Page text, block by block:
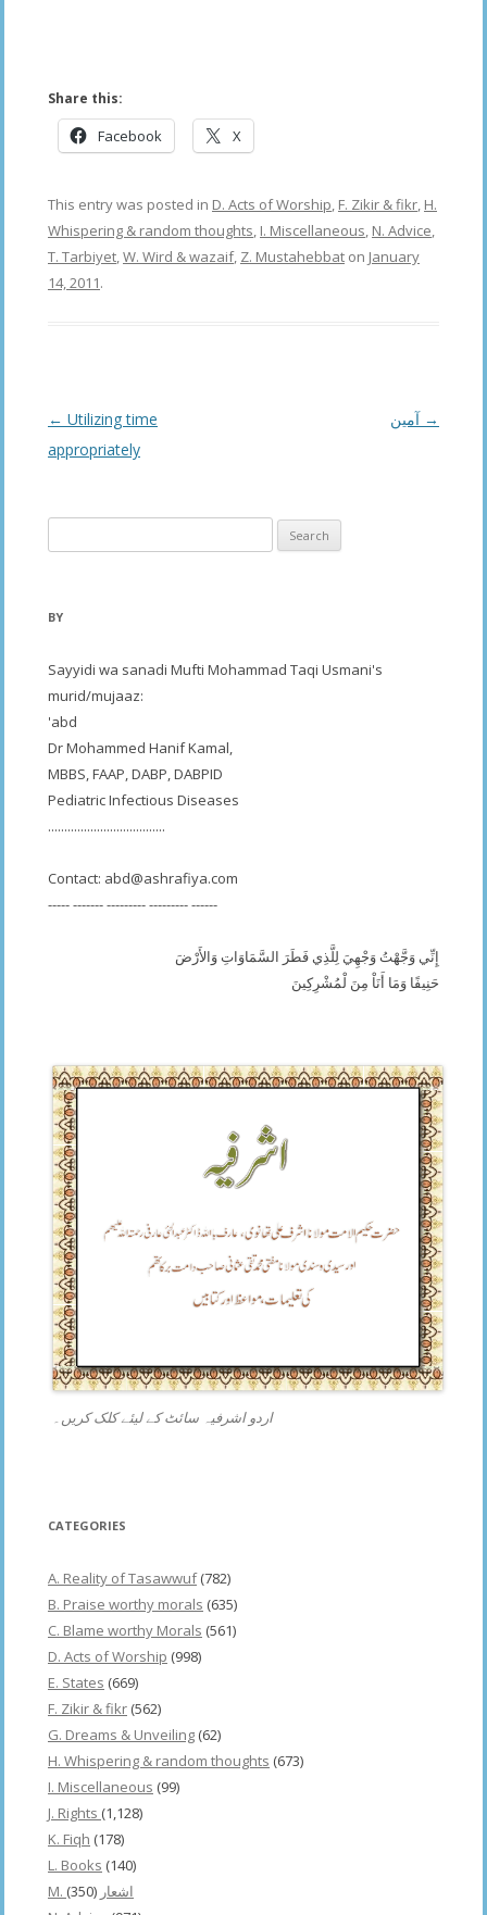
Share this:
Facebook X
This entry was posted in D. Acts of Worship, F. Zikir & fikr, H.
Whispering & random thoughts, I. Miscellaneous, N. Advice,
T. Tarbiyet,W. Wird & wazaif, Z. Mustahebbat on January
14, 2011.
Post
navigation
← Utilizing time
appropriately
آمین →
for:
BY
Sayyidi wa sanadi Mufti Mohammad Taqi Usmani's
murid/mujaaz:
'abd
Dr Mohammed Hanif Kamal,
MBBS, FAAP, DABP, DABPID
Pediatric Infectious Diseases
....................................
Contact: abd@ashrafiya.com
----- ------- --------- --------- ------
إِنِّي وَجَّهْتُ وَجْهِيَ لِلَّذِي فَطَرَ السَّمَاوَاتِ وَالأَرْضَ
حَنِيفًا وَمَا أَنَاْ مِنَ لْمُشْرِكِينَ
اردو اشرفیہ سائٹ کے لیئے کلک کریں۔
CATEGORIES
A. Reality of Tasawwuf(782)
B. Praise worthy morals (635)
C. Blame worthy Morals (561)
D. Acts of Worship (998)
E. States (669)
F. Zikir & fikr (562)
G. Dreams & Unveiling (62)
H. Whispering & random thoughts (673)
I. Miscellaneous (99)
J. Rights (1,128)
K. Fiqh (178)
L. Books (140)
M. اشعار (350)